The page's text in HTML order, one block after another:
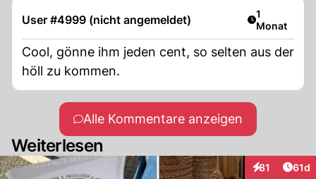
User #4999 (nicht angemeldet) Artikel
1
Monat
Cool, gönne ihm jeden cent, so selten aus der
höll zu kommen.
Alle Kommentare anzeigen
Weiterlesen
81
Interaktionen
61d